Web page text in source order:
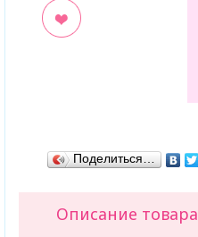
Поделиться…
Описание товара